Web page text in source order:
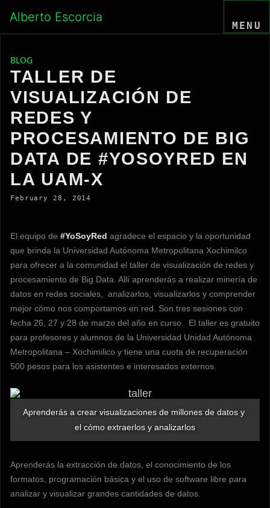
content
Alberto Escorcia
MENU
BLOG
TALLER DE
VISUALIZACIÓN DE
REDES Y
PROCESAMIENTO DE BIG
DATA DE #YOSOYRED EN
LA UAM-X
February 28, 2014
El equipo de #YoSoyRed agradece el espacio y la oportunidad
que brinda la Universidad Autónoma Metropolitana Xochimilco
para ofrecer a la comunidad el taller de visualización de redes y
procesamiento de Big Data. Allí aprenderás a realizar minería de
datos en redes sociales, analizarlos, visualizarlos y comprender
mejor cómo nos comportamos en red. Son tres sesiones con
fecha 26, 27 y 28 de marzo del año en curso. El taller es gratuito
para profesores y alumnos de la Universidad Unidad Autónoma
Metropolitana – Xochimilico y tiene una cuota de recuperación
500 pesos para los asistentes e interesados externos.
Aprenderás a crear visualizaciones de millones de datos y
el cómo extraerlos y analizarlos
Aprenderás la extracción de datos, el conocimiento de los
formatos, programación básica y el uso de software libre para
analizar y visualizar grandes cantidades de datos.